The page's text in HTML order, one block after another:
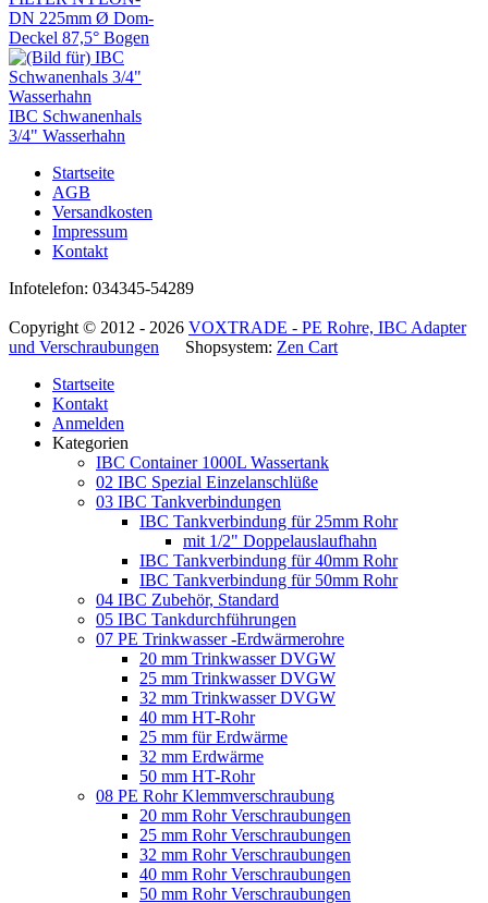
DN 225mm Ø Dom-
Deckel 87,5° Bogen
IBC Schwanenhals
3/4" Wasserhahn
Startseite
AGB
Versandkosten
Impressum
Kontakt
Infotelefon: 034345-54289
Copyright © 2012 - 2026 VOXTRADE - PE Rohre, IBC Adapter
und Verschraubungen Shopsystem: Zen Cart
Startseite
Kontakt
Anmelden
Kategorien
IBC Container 1000L Wassertank
02 IBC Spezial Einzelanschlüße
03 IBC Tankverbindungen
IBC Tankverbindung für 25mm Rohr
mit 1/2" Doppelauslaufhahn
IBC Tankverbindung für 40mm Rohr
IBC Tankverbindung für 50mm Rohr
04 IBC Zubehör, Standard
05 IBC Tankdurchführungen
07 PE Trinkwasser -Erdwärmerohre
20 mm Trinkwasser DVGW
25 mm Trinkwasser DVGW
32 mm Trinkwasser DVGW
40 mm HT-Rohr
25 mm für Erdwärme
32 mm Erdwärme
50 mm HT-Rohr
08 PE Rohr Klemmverschraubung
20 mm Rohr Verschraubungen
25 mm Rohr Verschraubungen
32 mm Rohr Verschraubungen
40 mm Rohr Verschraubungen
50 mm Rohr Verschraubungen